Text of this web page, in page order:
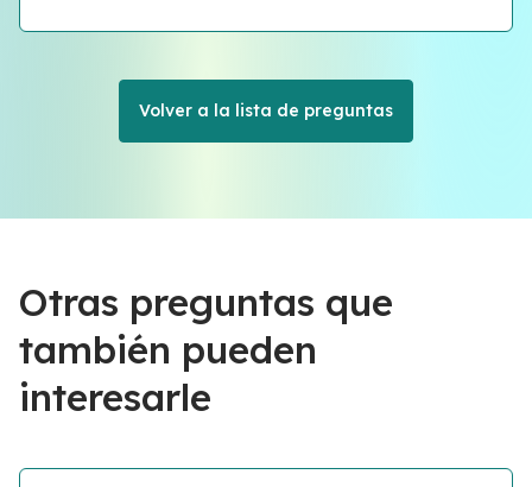
Volver a la lista de preguntas
Otras preguntas que
también pueden
interesarle